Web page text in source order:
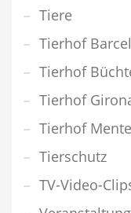
Tiere
Tierhof
Tierhof
Tierhof
Tierhof
Tierschutz
TV-Video-